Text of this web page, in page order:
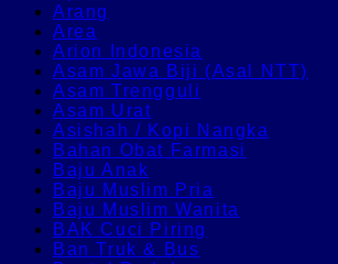
Arang
Area
Arion Indonesia
Asam Jawa Biji (Asal NTT)
Asam Trengguli
Asam Urat
Asishah / Kopi Nangka
Bahan Obat Farmasi
Baju Anak
Baju Muslim Pria
Baju Muslim Wanita
BAK Cuci Piring
Ban Truk & Bus